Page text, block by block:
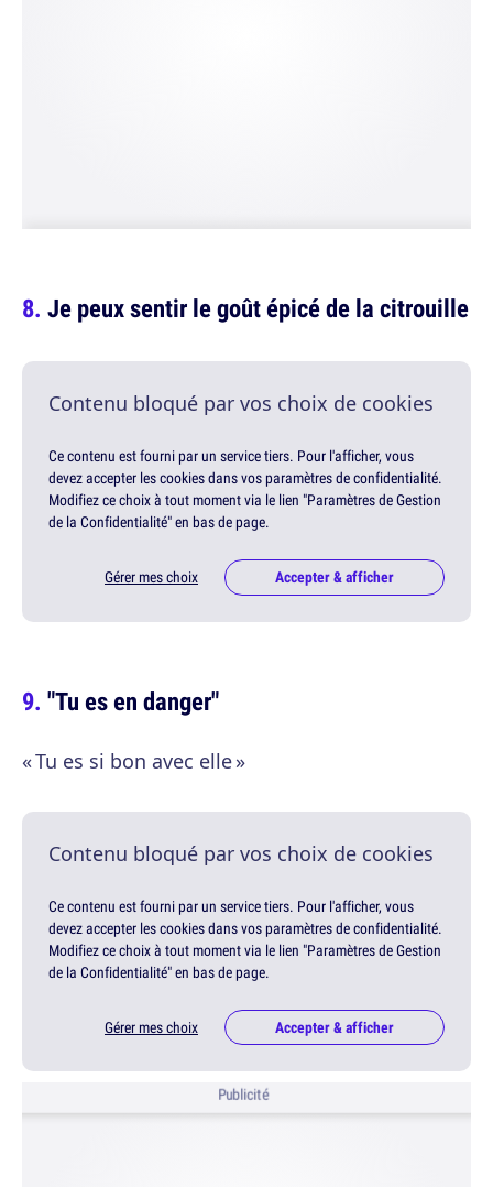
Je peux sentir le goût épicé de la citrouille
Contenu bloqué par vos choix de cookies
Ce contenu est fourni par un service tiers. Pour l'afficher, vous
devez accepter les cookies dans vos paramètres de confidentialité.
Modifiez ce choix à tout moment via le lien "Paramètres de Gestion
de la Confidentialité" en bas de page.
Gérer mes choix Accepter & afficher
"Tu es en danger"
« Tu es si bon avec elle »
Contenu bloqué par vos choix de cookies
Ce contenu est fourni par un service tiers. Pour l'afficher, vous
devez accepter les cookies dans vos paramètres de confidentialité.
Modifiez ce choix à tout moment via le lien "Paramètres de Gestion
de la Confidentialité" en bas de page.
Gérer mes choix Accepter & afficher
Publicité